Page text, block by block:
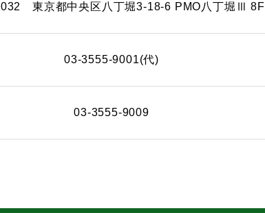
東京都中央区八丁堀3-18-6 PMO八丁堀Ⅲ 8F
03-3555-9001(代)
03-3555-9009